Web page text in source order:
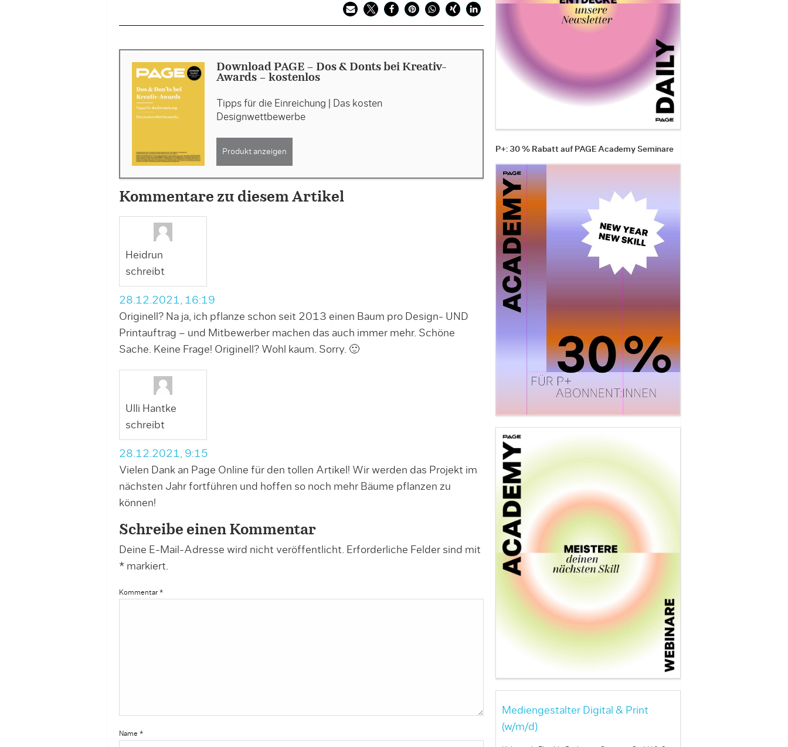
Download PAGE - Dos & Donts bei Kreativ-
Awards - kostenlos
Tipps für die Einreichung | Das kosten
Designwettbewerbe
Produkt anzeigen
Kommentare zu diesem Artikel
Heidrun
schreibt
28.12.2021, 16:19
Originell? Na ja, ich pflanze schon seit 2013 einen Baum pro Design- UND
Printauftrag – und Mitbewerber machen das auch immer mehr. Schöne
Sache. Keine Frage! Originell? Wohl kaum. Sorry. 🙂
Ulli Hantke
schreibt
28.12.2021, 9:15
Vielen Dank an Page Online für den tollen Artikel! Wir werden das Projekt im
nächsten Jahr fortführen und hoffen so noch mehr Bäume pflanzen zu
können!
Schreibe einen Kommentar
Deine E-Mail-Adresse wird nicht veröffentlicht.
Erforderliche Felder sind mit
*markiert.
Kommentar *
Name *
P+: 30 % Rabatt auf PAGE Academy Seminare
Mediengestalter Digital & Print
(w/m/d)